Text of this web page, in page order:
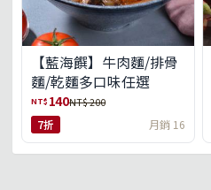
【藍海饌】牛肉麵/排骨
麵/乾麵多口味任選
NT$ 140NT$ 200
7折 月銷 16